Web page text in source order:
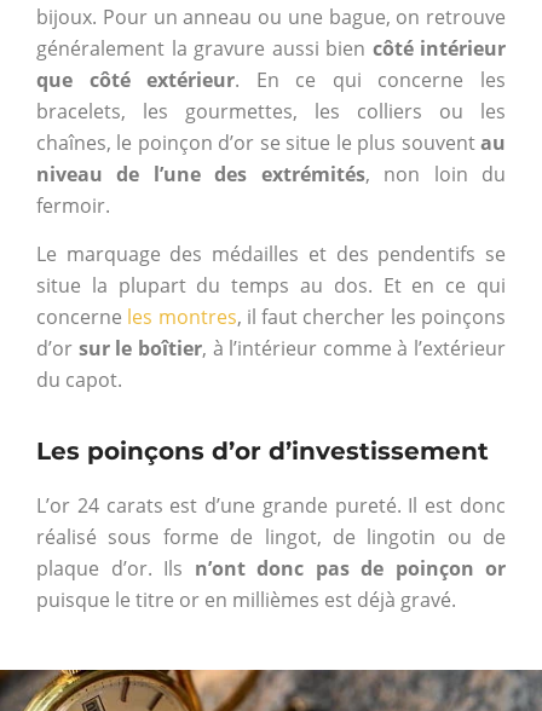
bijoux. Pour un anneau ou une bague, on retrouve
généralement la gravure aussi bien côté intérieur
que côté extérieur. En ce qui concerne les
bracelets, les gourmettes, les colliers ou les
chaînes, le poinçon d’or se situe le plus souventau
niveau de l’une des extrémités, non loin du
fermoir.
Le marquage des médailles et des pendentifs se
situe la plupart du temps au dos. Et en ce qui
concerne les montres, il faut chercher les poinçons
d’or sur le boîtier, à l’intérieur comme à l’extérieur
du capot.
Les poinçons d’or d’investissement
L’or 24 carats est d’une grande pureté. Il est donc
réalisé sous forme de lingot, de lingotin ou de
plaque d’or. Ils n’ont donc pas de poinçon or
puisque le titre or en millièmes est déjà gravé.